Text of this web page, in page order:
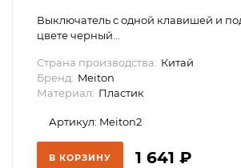
Выключатель с одной клавишей и
цвете черный...
Страна производства: Китай
Бренд: Meiton
Материал: Пластик
Артикул: Meiton2
В КОРЗИНУ 1 641 ₽